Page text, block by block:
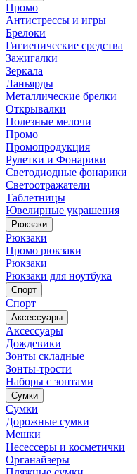
Промо
Антистрессы и игры
Брелоки
Гигиенические средства
Зажигалки
Зеркала
Ланьярды
Металлические брелки
Открывалки
Полезные мелочи
Промо
Промопродукция
Рулетки и Фонарики
Светодиодные фонарики
Светоотражатели
Таблетницы
Ювелирные украшения
Рюкзаки
Рюкзаки
Промо рюкзаки
Рюкзаки
Рюкзаки для ноутбука
Спорт
Спорт
Аксессуары
Аксессуары
Дождевики
Зонты складные
Зонты-трости
Наборы с зонтами
Сумки
Сумки
Дорожные сумки
Мешки
Несессеры и косметички
Органайзеры